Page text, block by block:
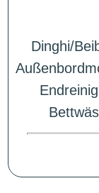
Dinghi/